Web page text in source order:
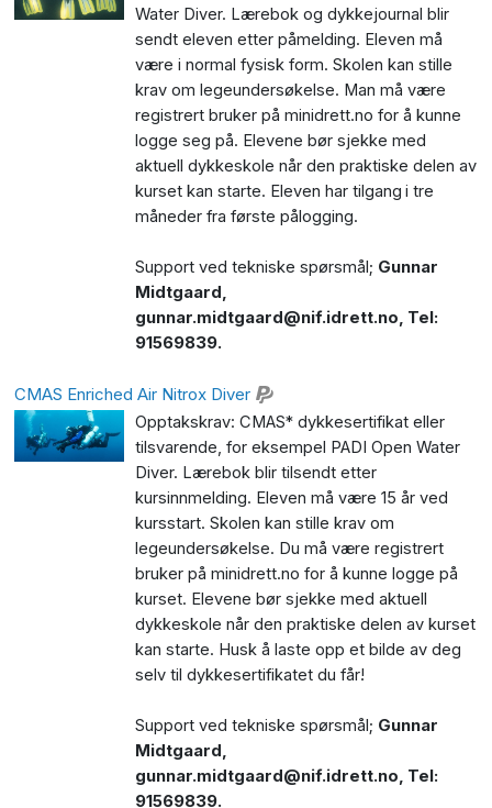
Water Diver. Lærebok og dykkejournal blir
sendt eleven etter påmelding. Eleven må
være i normal fysisk form. Skolen kan stille
krav om legeundersøkelse. Man må være
registrert bruker på minidrett.no for å kunne
logge seg på. Elevene bør sjekke med
aktuell dykkeskole når den praktiske delen av
kurset kan starte. Eleven har tilgang i tre
måneder fra første pålogging.
Support ved tekniske spørsmål; Gunnar
Midtgaard,
gunnar.midtgaard@nif.idrett.no, Tel:
91569839.
CMAS Enriched Air Nitrox Diver
Opptakskrav: CMAS* dykkesertifikat eller
tilsvarende, for eksempel PADI Open Water
Diver. Lærebok blir tilsendt etter
kursinnmelding. Eleven må være 15 år ved
kursstart. Skolen kan stille krav om
legeundersøkelse. Du må være registrert
bruker på minidrett.no for å kunne logge på
kurset. Elevene bør sjekke med aktuell
dykkeskole når den praktiske delen av kurset
kan starte. Husk å laste opp et bilde av deg
selv til dykkesertifikatet du får!
Support ved tekniske spørsmål; Gunnar
Midtgaard,
gunnar.midtgaard@nif.idrett.no, Tel:
91569839.